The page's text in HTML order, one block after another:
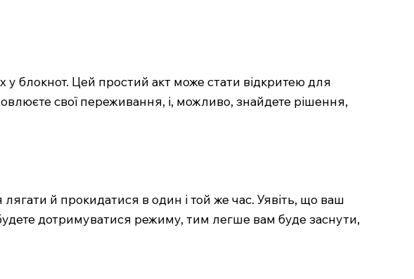
блокнот. Цей простий акт може стати відкритею для
свої переживання, і, можливо, знайдете рішення,
й прокидатися в один і той же час. Уявіть, що ваш
дотримуватися режиму, тим легше вам буде заснути,